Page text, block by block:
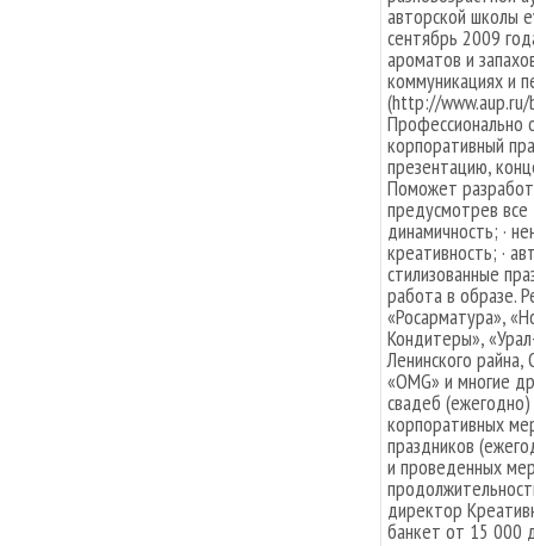
авторской школы
сентябрь 2009
ароматов и
коммуникациях и
(http://www.aup.ru/
Профессионально
корпоративный
презентацию,
Поможет
предусмотрев все
динамичность; ·
креативность; ·
стилизованные
работа в образе.
«Росарматура»,
Кондитеры»,
Ленинского
«OMG» и многие
свадеб
корпоративных
праздников
и проведенных
директор
банкет от 15 000